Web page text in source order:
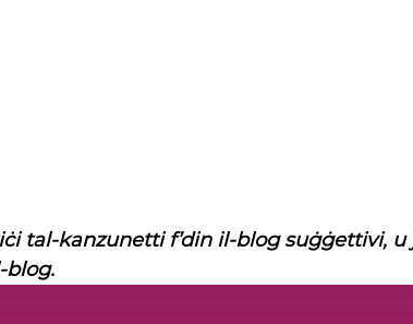
tal-kanzunetti f’din il-blog suġġettivi,
blog.